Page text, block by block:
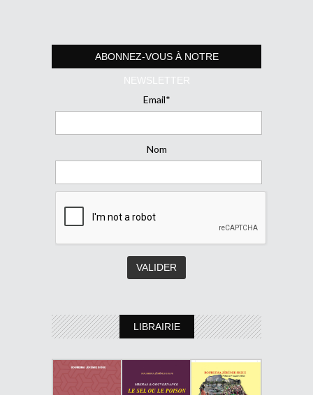
ABONNEZ-VOUS À NOTRE
NEWSLETTER
Email*
Nom
LIBRAIRIE